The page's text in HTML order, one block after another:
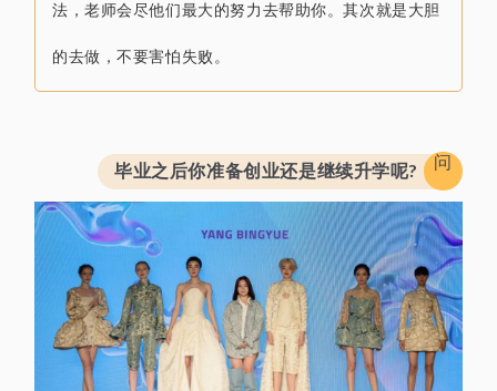
法，老师会尽他们最大的努力去帮助你。其次就是大胆
的去做，不要害怕失败。
毕业之后你准备创业还是继续升学呢? 问